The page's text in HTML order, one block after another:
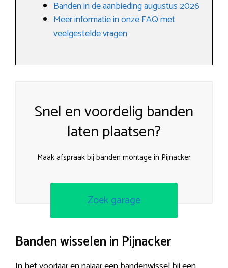
Banden in de aanbieding augustus 2026
Meer informatie in onze FAQ met
veelgestelde vragen
Snel en voordelig banden
laten plaatsen?
Maak afspraak bij banden montage in Pijnacker
Zoek garage
Banden wisselen in Pijnacker